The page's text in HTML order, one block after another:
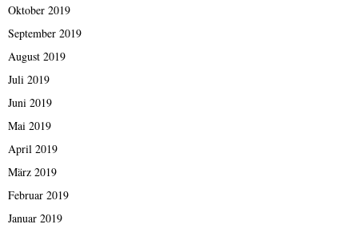
Oktober 2019
September 2019
August 2019
Juli 2019
Juni 2019
Mai 2019
April 2019
März 2019
Februar 2019
Januar 2019